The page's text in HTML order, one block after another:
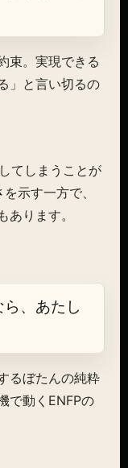
束。実現できる
」と言い切るの
てしまうことが
示す一方で、
ります。
、あたし
るぼたんの純粋
で動くENFPの